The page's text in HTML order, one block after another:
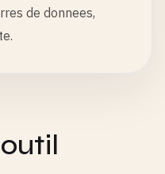
de donnees,